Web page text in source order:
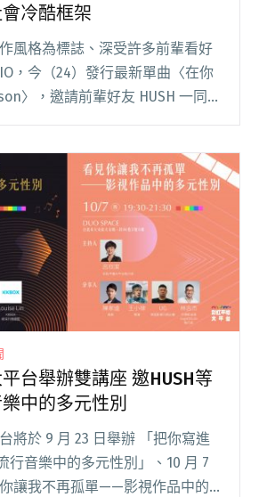
冷酷框架
風格為標誌、深受許多前輩看好
，今（24）發行最新單曲〈在你
〉，邀請前輩好友 HUSH 一同挑
"NIO邀HUSH挑戰正宗潮流舞曲
社會冷酷框架"
台舉辦雙講座 邀HUSH等
中的多元性別
將於 9 月 23 日舉辦 「把你寫進
音樂中的多元性別」、10 月 7
讓我不再孤單——影視作品中的